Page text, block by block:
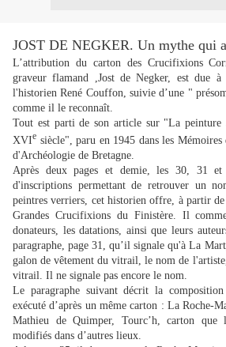
JOST DE NEGKER. Un mythe qui
L’attribution du carton des Crucifixions
graveur flamand ,Jost de Negker, est due à
l'historien René Couffon, suivie d’une "
comme il le reconnaît.
Tout est parti de son article sur "La peinture
XVIe siècle", paru en 1945 dans les
d'Archéologie de Bretagne.
Après deux pages et demie, les 30, 31 et
d'inscriptions permettant de retrouver un
peintres verriers, cet historien offre, à partir de
Grandes Crucifixions du Finistère. Il
donateurs, les datations, ainsi que leurs
paragraphe, page 31, qu’il signale qu'à La
galon de vêtement du vitrail, le nom de
vitrail. Il ne signale pas encore le nom.
Le paragraphe suivant décrit la
exécuté d’après un même carton : La Roche-
Mathieu de Quimper, Tourc’h, carton que
modifiés dans d’autres lieux.